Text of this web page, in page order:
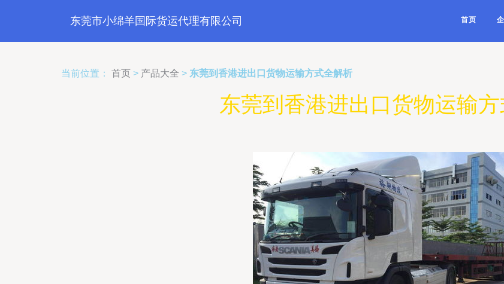
东莞市小绵羊国际货运代理有限公司 首页
当前位置： 首页 > 产品大全 > 东莞到香港进出口货物运输方式全解析
东莞到香港进出口货物运输